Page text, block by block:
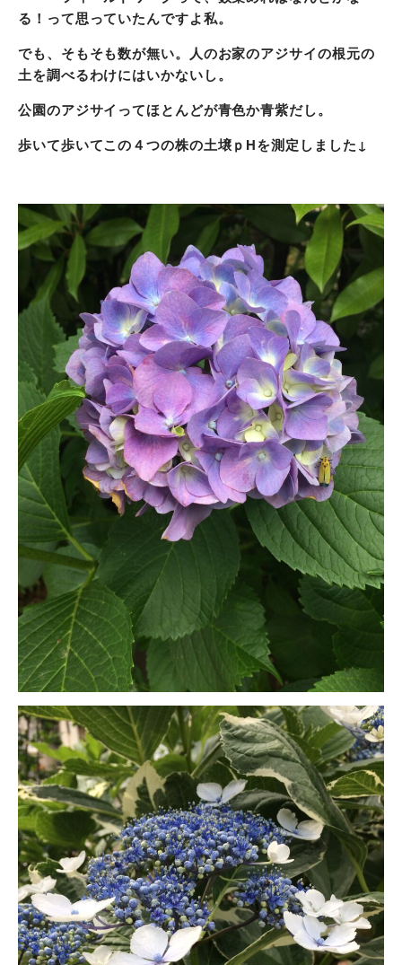
る！って思っていたんですよ私。
でも、そもそも数が無い。人のお家のアジサイの根元の
土を調べるわけにはいかないし。
公園のアジサイってほとんどが青色か青紫だし。
歩いて歩いてこの４つの株の土壌ｐHを測定しました↓